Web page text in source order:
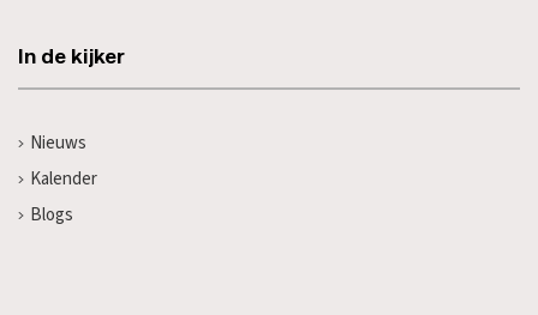
In de kijker
Nieuws
Kalender
Blogs